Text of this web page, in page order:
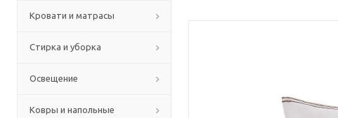
Кровати и матрасы
Стирка и уборка
Освещение
Ковры и напольные